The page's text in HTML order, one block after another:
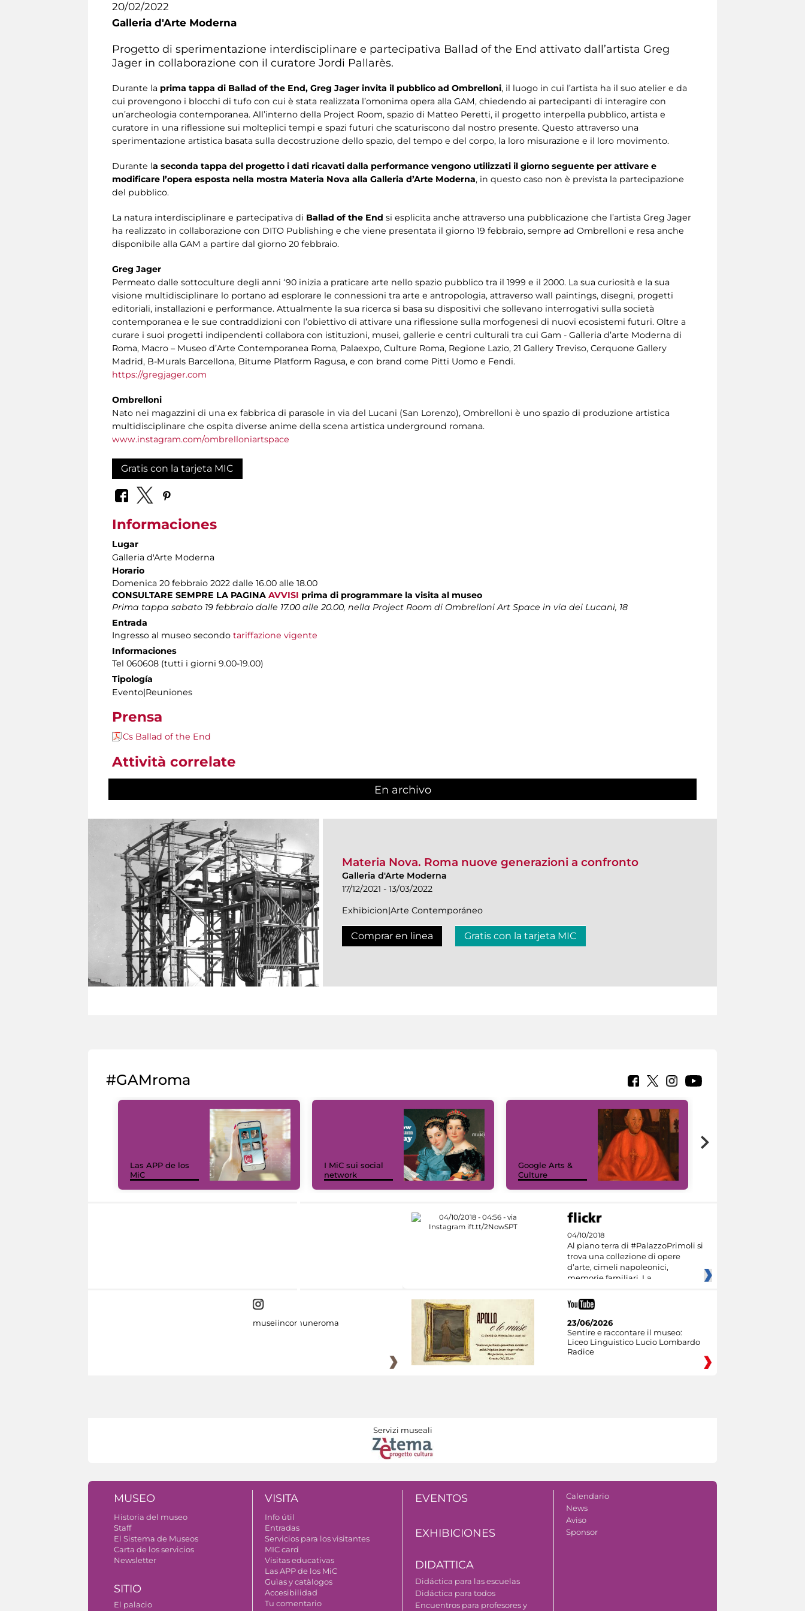
20/02/2022
Galleria d'Arte Moderna
Progetto di sperimentazione interdisciplinare e partecipativa Ballad of the End attivato dall’artista Greg
Jager in collaborazione con il curatore Jordi Pallarès.
Durante la prima tappa di Ballad of the End, Greg Jager invita il pubblico ad Ombrelloni, il luogo in cui l’artista ha il suo atelier e da
cui provengono i blocchi di tufo con cui è stata realizzata l’omonima opera alla GAM, chiedendo ai partecipanti di interagire con
un’archeologia contemporanea. All’interno della Project Room, spazio di Matteo Peretti, il progetto interpella pubblico, artista e
curatore in una riflessione sui molteplici tempi e spazi futuri che scaturiscono dal nostro presente. Questo attraverso una
sperimentazione artistica basata sulla decostruzione dello spazio, del tempo e del corpo, la loro misurazione e il loro movimento.
Durante la seconda tappa del progetto i dati ricavati dalla performance vengono utilizzati il giorno seguente per attivare e
modificare l’opera esposta nella mostra Materia Nova alla Galleria d’Arte Moderna, in questo caso non è prevista la partecipazione
del pubblico.
La natura interdisciplinare e partecipativa di Ballad of the End si esplicita anche attraverso una pubblicazione che l’artista Greg Jager
ha realizzato in collaborazione con DITO Publishing e che viene presentata il giorno 19 febbraio, sempre ad Ombrelloni e resa anche
disponibile alla GAM a partire dal giorno 20 febbraio.
Greg Jager
Permeato dalle sottoculture degli anni ‘90 inizia a praticare arte nello spazio pubblico tra il 1999 e il 2000. La sua curiosità e la sua
visione multidisciplinare lo portano ad esplorare le connessioni tra arte e antropologia, attraverso wall paintings, disegni, progetti
editoriali, installazioni e performance. Attualmente la sua ricerca si basa su dispositivi che sollevano interrogativi sulla società
contemporanea e le sue contraddizioni con l’obiettivo di attivare una riflessione sulla morfogenesi di nuovi ecosistemi futuri. Oltre a
curare i suoi progetti indipendenti collabora con istituzioni, musei, gallerie e centri culturali tra cui Gam - Galleria d’arte Moderna di
Roma, Macro – Museo d’Arte Contemporanea Roma, Palaexpo, Culture Roma, Regione Lazio, 21 Gallery Treviso, Cerquone Gallery
Madrid, B-Murals Barcellona, Bitume Platform Ragusa, e con brand come Pitti Uomo e Fendi.
https://gregjager.com
Ombrelloni
Nato nei magazzini di una ex fabbrica di parasole in via del Lucani (San Lorenzo), Ombrelloni è uno spazio di produzione artistica
multidisciplinare che ospita diverse anime della scena artistica underground romana.
www.instagram.com/ombrelloniartspace
Gratis con la tarjeta MIC
Informaciones
Lugar
Galleria d'Arte Moderna
Horario
Domenica 20 febbraio 2022 dalle 16.00 alle 18.00
CONSULTARE SEMPRE LA PAGINA AVVISI prima di programmare la visita al museo
Prima tappa sabato 19 febbraio dalle 17.00 alle 20.00, nella Project Room di Ombrelloni Art Space in via dei Lucani, 18
Entrada
Ingresso al museo secondo tariffazione vigente
Informaciones
Tel 060608 (tutti i giorni 9.00-19.00)
Tipología
Evento|Reuniones
Prensa
Cs Ballad of the End
Attività correlate
En archivo
Materia Nova. Roma nuove generazioni a confronto
Galleria d'Arte Moderna
17/12/2021 - 13/03/2022
Exhibicion|Arte Contemporáneo
Comprar en linea Gratis con la tarjeta MIC
#GAMroma
Las APP de los
MiC
I MiC sui social
network
Google Arts &
Culture
04/10/2018
Al piano terra di #PalazzoPrimoli si
trova una collezione di opere
d’arte, cimeli napoleonici,
memorie familiari. La
museiincomuneroma
23/06/2026
Sentire e raccontare il museo:
Liceo Linguistico Lucio Lombardo
Radice
Servizi museali
MUSEO
Historia del museo
Staff
El Sistema de Museos
Carta de los servicios
Newsletter
SITIO
El palacio
VISITA
Info útil
Entradas
Servicios para los visitantes
MIC card
Visitas educativas
Las APP de los MiC
Guìas y catàlogos
Accesibilidad
Tu comentario
EVENTOS
EXHIBICIONES
DIDATTICA
Didáctica para las escuelas
Didáctica para todos
Encuentros para profesores y
Calendario
News
Aviso
Sponsor